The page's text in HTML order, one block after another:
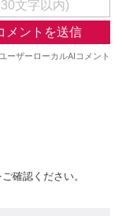
確認ください。